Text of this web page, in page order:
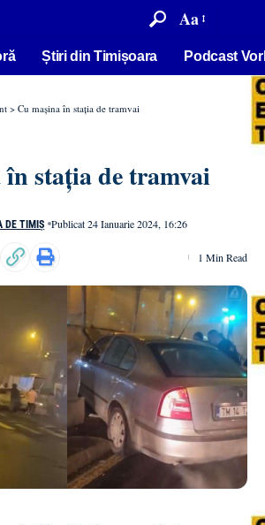
Aa
Știri din Timișoara Podcast
> Cu mașina în stația de tramvai
stația de tramvai
DE TIMIȘ Publicat 24 Ianuarie 2024, 16:26
1 Min Read